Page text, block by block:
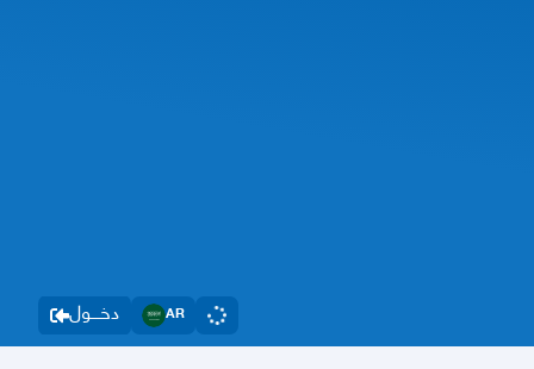
دخــــول AR